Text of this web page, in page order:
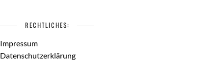
RECHTLICHES:
Impressum
Datenschutzerklärung